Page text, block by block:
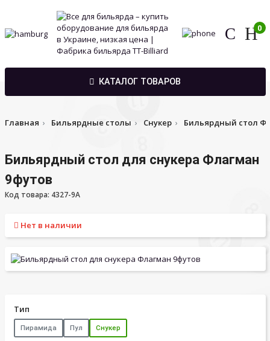
0
КАТАЛОГ ТОВАРОВ
Главная Бильярдные столы Снукер Бильярдный стол
Бильярдный стол для снукера Флагман
9футов
Код товара: 4327-9A
Нет в наличии
Тип
Пирамида Пул Снукер